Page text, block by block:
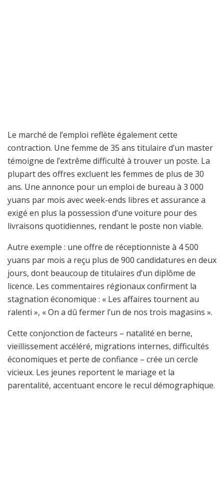
Le marché de l’emploi reflète également cette
contraction. Une femme de 35 ans titulaire d’un master
témoigne de l’extrême difficulté à trouver un poste. La
plupart des offres excluent les femmes de plus de 30
ans. Une annonce pour un emploi de bureau à 3 000
yuans par mois avec week-ends libres et assurance a
exigé en plus la possession d’une voiture pour des
livraisons quotidiennes, rendant le poste non viable.
Autre exemple : une offre de réceptionniste à 4 500
yuans par mois a reçu plus de 900 candidatures en deux
jours, dont beaucoup de titulaires d’un diplôme de
licence. Les commentaires régionaux confirment la
stagnation économique : « Les affaires tournent au
ralenti », « On a dû fermer l’un de nos trois magasins ».
Cette conjonction de facteurs – natalité en berne,
vieillissement accéléré, migrations internes, difficultés
économiques et perte de confiance – crée un cercle
vicieux. Les jeunes reportent le mariage et la
parentalité, accentuant encore le recul démographique.